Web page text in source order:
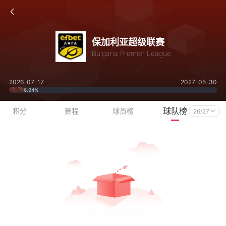
保加利亚超级联赛
Bulgaria Premier League
2026-07-17 2027-05-30
6.94%
积分 赛程 球员榜 球队榜 26/27